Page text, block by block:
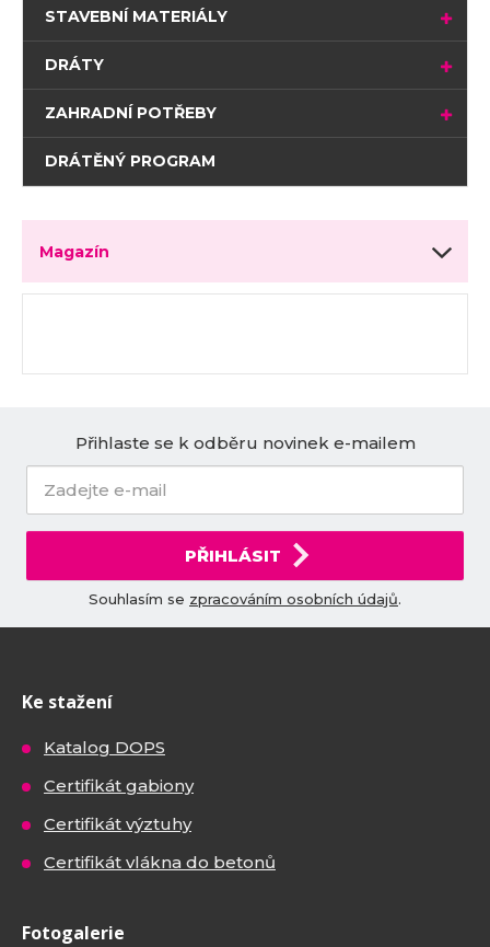
STAVEBNÍ MATERIÁLY
DRÁTY
ZAHRADNÍ POTŘEBY
DRÁTĚNÝ PROGRAM
Magazín
Přihlaste se k odběru novinek e-mailem
PŘIHLÁSIT
Souhlasím se zpracováním osobních údajů.
Ke stažení
Katalog DOPS
Certifikát gabiony
Certifikát výztuhy
Certifikát vlákna do betonů
Fotogalerie